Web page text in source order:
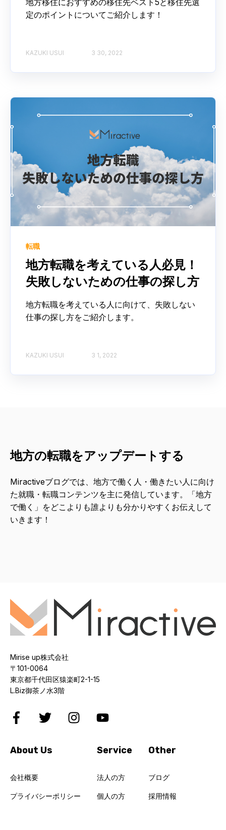
地方移住におすすめの移住先ベスト5と移住先選
定のポイントについてご紹介します！
KAZUKI USUI 3 30, 2022
転職
地方転職を考えている人必見！
失敗しないための仕事の探し方
地方転職を考えている人に向けて、失敗しない
仕事の探し方をご紹介します。
KAZUKI USUI 3 1, 2022
地方の転職をアップデートする
Miractiveブログでは、地方で働く人・働きたい人に向け
た就職・転職コンテンツを主に発信しています。「地方
で働く」をどこよりも誰よりも分かりやすくお伝えして
いきます！
Mirise up株式会社
〒101-0064
東京都千代田区猿楽町2-1-15
L.Biz御茶ノ水3階
About Us
会社概要
プライバシーポリシー
Service
法人の方
個人の方
Other
ブログ
採用情報